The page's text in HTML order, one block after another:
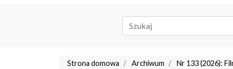
Strona domowa Archiwum Nr 133 (2026):